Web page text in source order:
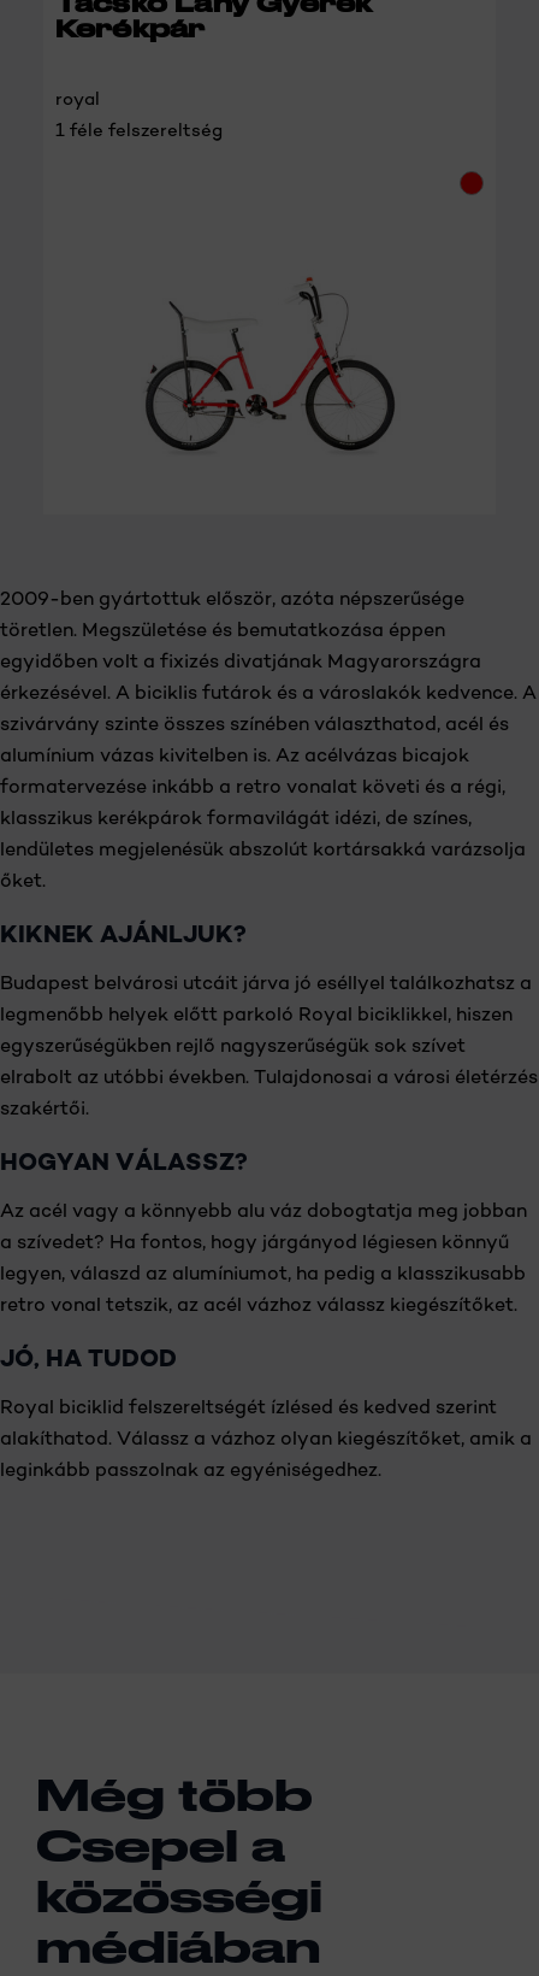
Kerékpár
royal
1 féle felszereltség
2009-ben gyártottuk először, azóta népszerűsége
töretlen. Megszületése és bemutatkozása éppen
egyidőben volt a fixizés divatjának Magyarországra
érkezésével. A biciklis futárok és a városlakók kedvence. A
szivárvány szinte összes színében választhatod, acél és
alumínium vázas kivitelben is. Az acélvázas bicajok
formatervezése inkább a retro vonalat követi és a régi,
klasszikus kerékpárok formavilágát idézi, de színes,
lendületes megjelenésük abszolút kortársakká varázsolja
őket.
KIKNEK AJÁNLJUK?
Budapest belvárosi utcáit járva jó eséllyel találkozhatsz a
legmenőbb helyek előtt parkoló Royal biciklikkel, hiszen
egyszerűségükben rejlő nagyszerűségük sok szívet
elrabolt az utóbbi években. Tulajdonosai a városi életérzés
szakértői.
HOGYAN VÁLASSZ?
Az acél vagy a könnyebb alu váz dobogtatja meg jobban
a szívedet? Ha fontos, hogy járgányod légiesen könnyű
legyen, válaszd az alumíniumot, ha pedig a klasszikusabb
retro vonal tetszik, az acél vázhoz válassz kiegészítőket.
JÓ, HA TUDOD
Royal biciklid felszereltségét ízlésed és kedved szerint
alakíthatod. Válassz a vázhoz olyan kiegészítőket, amik a
leginkább passzolnak az egyéniségedhez.
Még több
Csepel a
közösségi
médiában